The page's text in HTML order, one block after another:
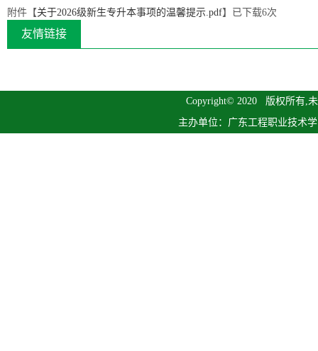
附件【关于2026级新生专升本事项的温馨提示.pdf】已下载6次
友情链接
Copyright© 2020 版权所有,
主办单位：广东工程职业技术